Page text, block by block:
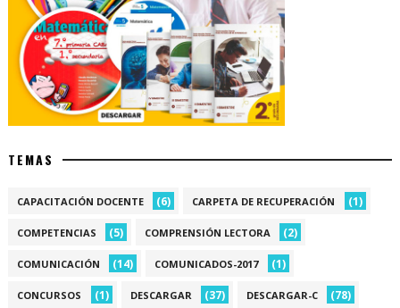
TEMAS
CAPACITACIÓN DOCENTE (6) CARPETA DE RECUPERACIÓN (1)
COMPETENCIAS (5) COMPRENSIÓN LECTORA (2)
COMUNICACIÓN (14) COMUNICADOS-2017 (1)
CONCURSOS (1) DESCARGAR (37) DESCARGAR-C (78)